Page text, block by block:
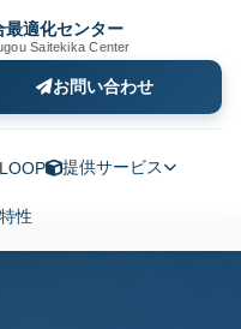
最適化センター
Saitekika Center
お問い合わせ
提供サービス
性